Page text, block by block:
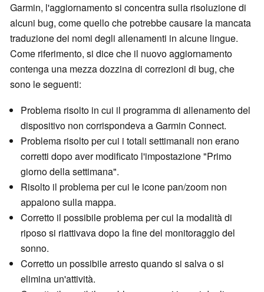
Garmin, l'aggiornamento si concentra sulla risoluzione di
alcuni bug, come quello che potrebbe causare la mancata
traduzione dei nomi degli allenamenti in alcune lingue.
Come riferimento, si dice che il nuovo aggiornamento
contenga una mezza dozzina di correzioni di bug, che
sono le seguenti:
Problema risolto in cui il programma di allenamento del
dispositivo non corrispondeva a Garmin Connect.
Problema risolto per cui i totali settimanali non erano
corretti dopo aver modificato l'impostazione "Primo
giorno della settimana".
Risolto il problema per cui le icone pan/zoom non
appaiono sulla mappa.
Corretto il possibile problema per cui la modalità di
riposo si riattivava dopo la fine del monitoraggio del
sonno.
Corretto un possibile arresto quando si salva o si
elimina un'attività.